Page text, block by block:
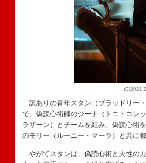
(C)2021
訳ありの青年スタン（ブラッドリー
で、偽読心術師のジーナ（トニ・コレ
ラザーン）とチームを組み、偽読心術
のモリー（ルーニー・マーラ）と共に
やがてスタンは、偽読心術と天性の